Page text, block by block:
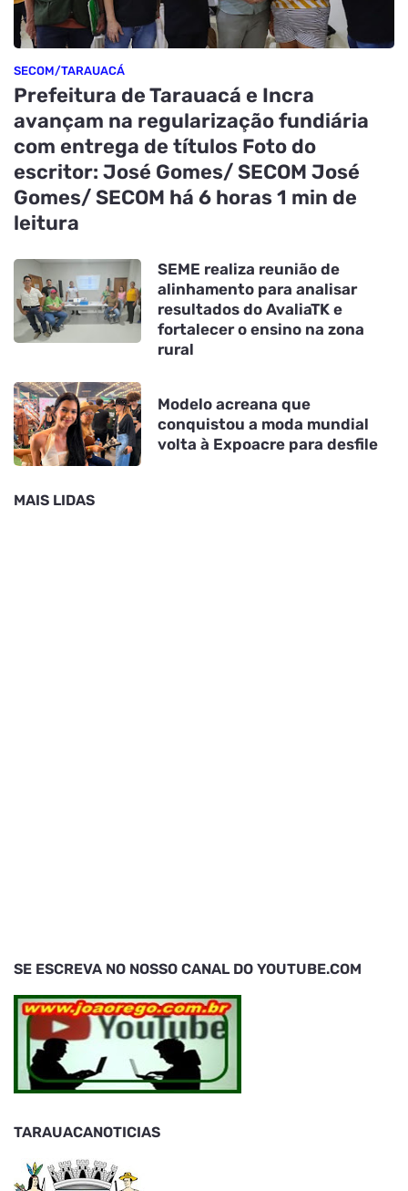
SECOM/TARAUACÁ
Prefeitura de Tarauacá e Incra
avançam na regularização fundiária
com entrega de títulos Foto do
escritor: José Gomes/ SECOM José
Gomes/ SECOM há 6 horas 1 min de
leitura
SEME realiza reunião de
alinhamento para analisar
resultados do AvaliaTK e
fortalecer o ensino na zona
rural
Modelo acreana que
conquistou a moda mundial
volta à Expoacre para desfile
MAIS LIDAS
SE ESCREVA NO NOSSO CANAL DO YOUTUBE.COM
TARAUACANOTICIAS